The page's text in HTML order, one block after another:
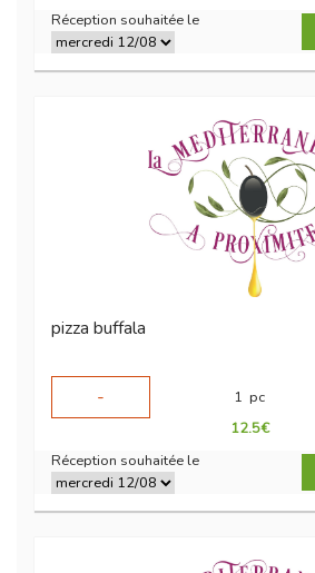
Réception souhaitée le
pizza buffala
-
1 pc
12.5€
Réception souhaitée le